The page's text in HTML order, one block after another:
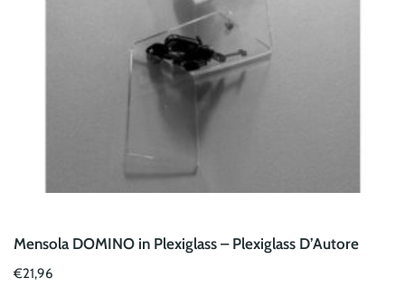
Mensola DOMINO in Plexiglass – Plexiglass D’Autore
€21,96